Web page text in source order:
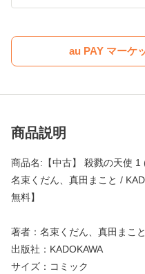
au PAY マーケ
商品説明
商品名:【中古】 殺戮の天使
名束くだん、真田まこと /
無料】
著者：名束くだん、真田まこと
出版社：KADOKAWA
サイズ：コミック